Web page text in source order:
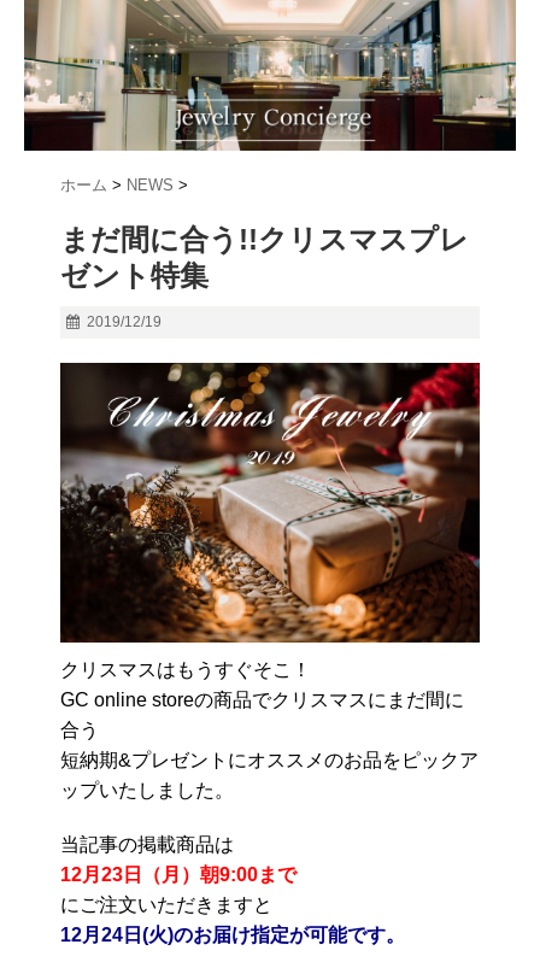
ホーム > NEWS >
まだ間に合う!!クリスマスプレ
ゼント特集
2019/12/19
クリスマスはもうすぐそこ！
GC online storeの商品でクリスマスにまだ間に
合う
短納期&プレゼントにオススメのお品をピックア
ップいたしました。
当記事の掲載商品は
12月23日（月）朝9:00まで
にご注文いただきますと
12月24日(火)のお届け指定が可能です。